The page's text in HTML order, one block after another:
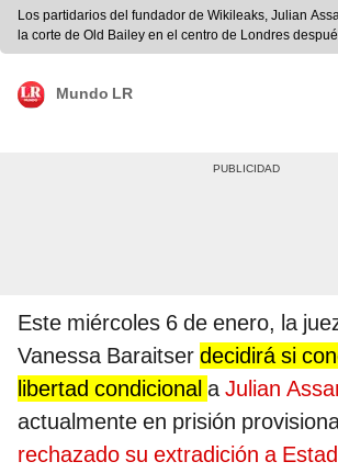
Los partidarios del fundador de Wikileaks, Julian
la corte de Old Bailey en el centro de Londres
dictaminara que Assange no debería ser extraditado
Mundo LR
Este miércoles 6 de enero, la
Vanessa Baraitser decidirá si
libertad condicional aJulian
actualmente en prisión
rechazado su extradición a